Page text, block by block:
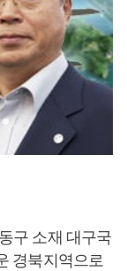
구 소재 대구국
경북지역으로